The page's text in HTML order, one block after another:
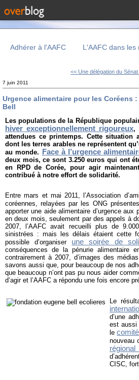
Adhérer à l'AAFC L'AAFC dans les
<< Une délégation du Sénat
7 juin 2011
Urgence alimentaire pour les Coréens
Bell
Les populations de la République
hiver exceptionnellement rigoureux,
attendues ce printemps. Cette situation
dont les terres arables ne représentent
au monde.
Face à l’urgence
deux mois, ce sont 3.250 euros qui ont
en RPD de Corée, pour agir
contribué à notre effort de solidarité.
Entre mars et mai 2011, l’Association
coréennes, relayées par les ONG
apporter une aide alimentaire d’urgence
en deux mois, seulement par des appels à
2007, l’AAFC avait recueilli plus de
sinistrées : mais les délais étaient cette
possible d’organiser une soirée de
conséquences de la pénurie alimentaire
contrairement à 2007, d’images des
savons aussi que, pour beaucoup de nos
que beaucoup n’ont pas pu nous aider
d’agir et l’AAFC a répondu une fois encore
Le
d’une
est aussi
le
nouveau
CISC,